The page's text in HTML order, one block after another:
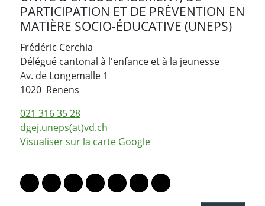
PARTICIPATION ET DE PRÉVENTION EN
MATIÈRE SOCIO-ÉDUCATIVE (UNEPS)
Frédéric Cerchia
Délégué cantonal à l'enfance et à la jeunesse
Av. de Longemalle 1
1020 Renens
021 316 35 28
dgej.uneps(at)vd.ch
Visualiser sur la carte Google
Lien vers le profil Mastodon
Lien vers le profil Bluesky
Lien vers le profil Instagram
Lien vers le profil Linkedin
Lien vers le profil Facebook
Lien vers le profil Twitter
Partager par WhatsApp